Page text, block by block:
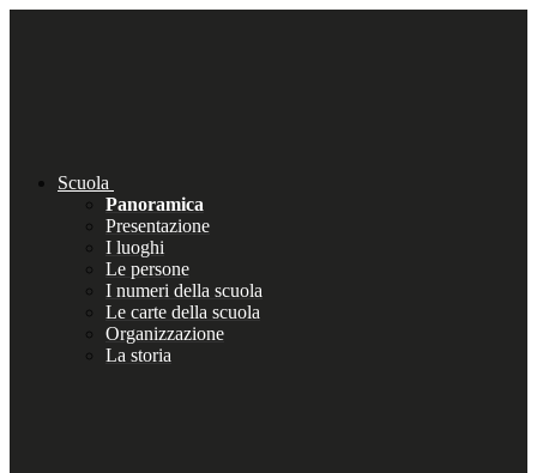
Scuola
Panoramica
Presentazione
I luoghi
Le persone
I numeri della scuola
Le carte della scuola
Organizzazione
La storia